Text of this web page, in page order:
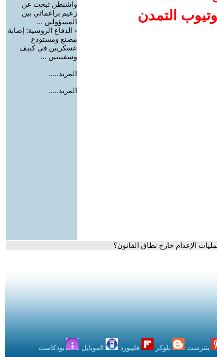
التمدن
واشنطن تبحث عن
زعيم براغماتي بين
المسؤولين ...
- الدفاع الروسية: إصابة
مصنع ومستودع
عسكريين في كييف
وسفينتين ...
المزيد.....
المزيد.....
الإعدام خارج نطاق القانون؟
بنترست بلوكر فليبورد الموبايل بودكاست